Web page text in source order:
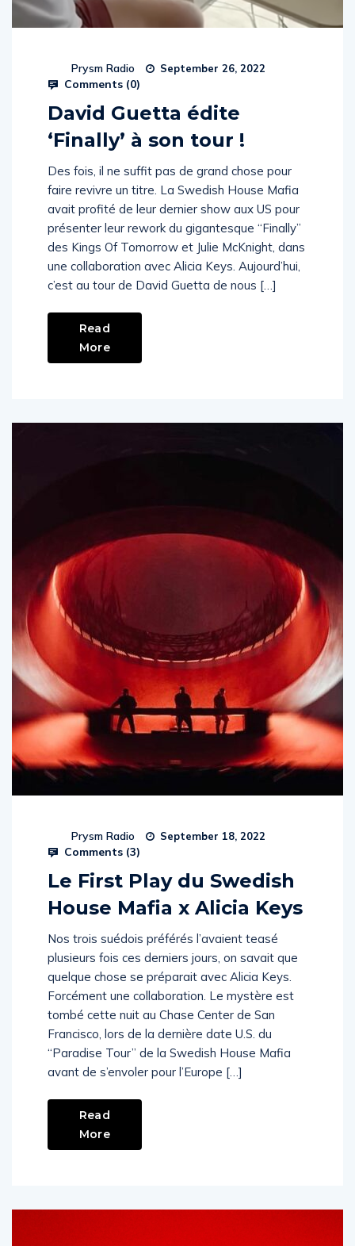
Prysm Radio September 26, 2022
Comments (0)
David Guetta édite
‘Finally’ à son tour !
Des fois, il ne suffit pas de grand chose pour
faire revivre un titre. La Swedish House Mafia
avait profité de leur dernier show aux US pour
présenter leur rework du gigantesque “Finally”
des Kings Of Tomorrow et Julie McKnight, dans
une collaboration avec Alicia Keys. Aujourd’hui,
c’est au tour de David Guetta de nous […]
Read
More
Prysm Radio September 18, 2022
Comments (3)
Le First Play du Swedish
House Mafia x Alicia Keys
Nos trois suédois préférés l’avaient teasé
plusieurs fois ces derniers jours, on savait que
quelque chose se préparait avec Alicia Keys.
Forcément une collaboration. Le mystère est
tombé cette nuit au Chase Center de San
Francisco, lors de la dernière date U.S. du
“Paradise Tour” de la Swedish House Mafia
avant de s’envoler pour l’Europe […]
Read
More